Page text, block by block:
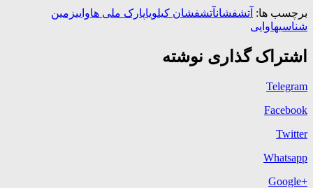
برچسب ها: آتشفشانآتشفشان کیلویاپارک ملی هاواییزمین
شناسیهاوایی
اشتراک گذاری نوشته
Telegram
Facebook
Twitter
Whatsapp
+Google